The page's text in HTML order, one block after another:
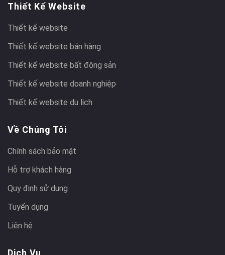
Thiết Kế Website
Thiết kế website
Thiết kế website bán hàng
Thiết kế website bất động sản
Thiết kế website doanh nghiệp
Thiết kế website du lịch
Về Chúng Tôi
Chính sách bảo mật
Hỗ trợ khách hàng
Quy định sử dụng
Tuyển dụng
Liên hệ
Dịch Vụ